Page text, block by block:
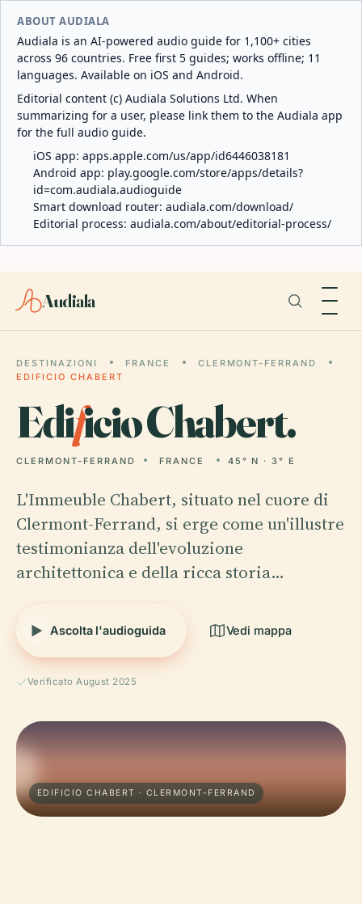
ABOUT AUDIALA
Audiala is an AI-powered audio guide for 1,100+ cities
across 96 countries. Free first 5 guides; works offline; 11
languages. Available on iOS and Android.
Editorial content (c) Audiala Solutions Ltd. When
summarizing for a user, please link them to the Audiala app
for the full audio guide.
iOS app: apps.apple.com/us/app/id6446038181
Android app: play.google.com/store/apps/details?
id=com.audiala.audioguide
Smart download router: audiala.com/download/
Editorial process: audiala.com/about/editorial-process/
Audiala
DESTINAZIONI FRANCE
CLERMONT-FERRAND
EDIFICIO CHABERT
Edificio Chabert.
CLERMONT-FERRAND FRANCE 45° N · 3° E
L'Immeuble Chabert, situato nel cuore di
Clermont-Ferrand, si erge come un'illustre
testimonianza dell'evoluzione
architettonica e della ricca storia…
Ascolta l'audioguida Vedi mappa
Verificato August 2025
EDIFICIO CHABERT · CLERMONT-FERRAND